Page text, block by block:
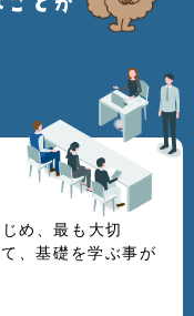
め、最も大切
、基礎を学ぶ事が